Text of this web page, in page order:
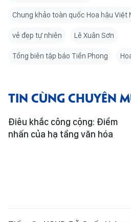
Chung khảo toàn quốc Hoa hậu Việt
vẻ đẹp tự nhiên Lê Xuân Sơn
Tổng biên tập báo Tiền Phong
TIN CÙNG CHUYÊN
Điêu khắc công cộng: Điểm
nhấn của hạ tầng văn hóa